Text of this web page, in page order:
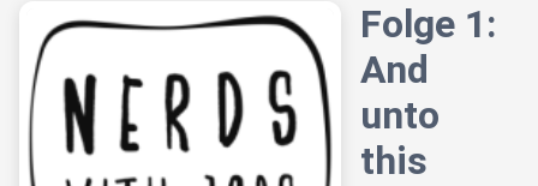
Folge 1:
And
unto
this